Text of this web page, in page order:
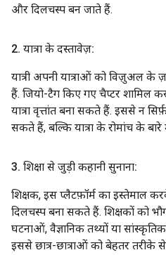
और दिलचस्प बन जाते हैं.
2. यात्रा के दस्तावेज़:
यात्री अपनी यात्राओं को विज़ुअल के
हैं. जियो-टैग किए गए चैप्टर शामिल
यात्रा वृत्तांत बना सकते हैं. इससे न
सकते हैं, बल्कि यात्रा के रोमांच के
3. शिक्षा से जुड़ी कहानी सुनाना:
शिक्षक, इस प्लैटफ़ॉर्म का इस्तेमाल
दिलचस्प बना सकते हैं. शिक्षकों को
घटनाओं, वैज्ञानिक तथ्यों या
इससे छात्र-छात्राओं को बेहतर